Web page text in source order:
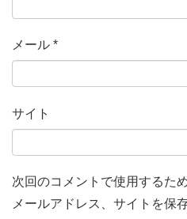
メール *
サイト
次回のコメントで使用するた
メールアドレス、サイトを保